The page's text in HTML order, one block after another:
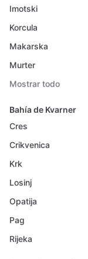
Imotski
Korcula
Makarska
Murter
Mostrar todo
Bahía de Kvarner
Cres
Crikvenica
Krk
Losinj
Opatija
Pag
Rijeka